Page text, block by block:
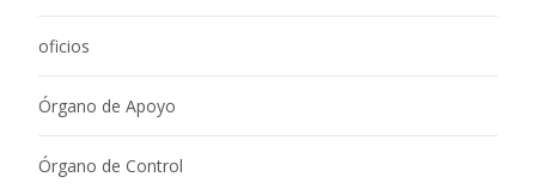
oficios
Órgano de Apoyo
Órgano de Control